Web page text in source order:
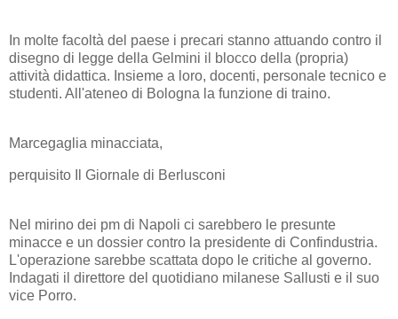
In molte facoltà del paese i precari stanno attuando contro il
disegno di legge della Gelmini il blocco della (propria)
attività didattica. Insieme a loro, docenti, personale tecnico e
studenti. All'ateneo di Bologna la funzione di traino.
Marcegaglia minacciata,
perquisito Il Giornale di Berlusconi
Nel mirino dei pm di Napoli ci sarebbero le presunte
minacce e un dossier contro la presidente di Confindustria.
L'operazione sarebbe scattata dopo le critiche al governo.
Indagati il direttore del quotidiano milanese Sallusti e il suo
vice Porro.